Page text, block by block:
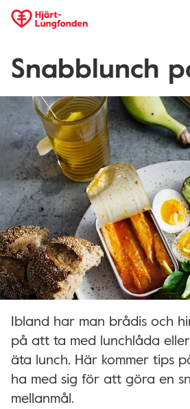
Snabblunch
Ibland har man brådis och
på att ta med lunchlåda
äta lunch. Här kommer tips
ha med sig för att göra en
mellanmål.